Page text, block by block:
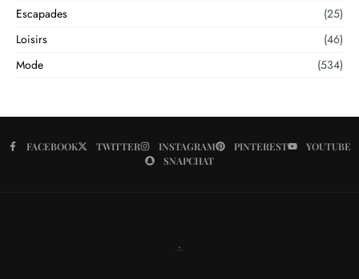
Escapades
(25)
Loisirs
(46)
Mode
(534)
FACEBOOK TWITTER INSTAGRAM PINTEREST
YOUTUBE
SNAPCHAT